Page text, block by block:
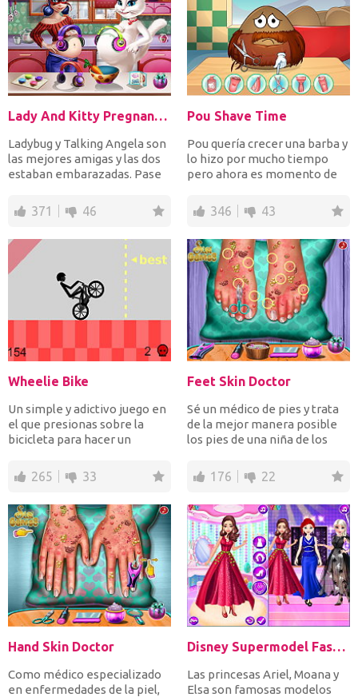
Lady And Kitty Pregnant BFFs
Ladybug y Talking Angela son
las mejores amigas y las dos
estaban embarazadas. Pase
371 46
Pou Shave Time
Pou quería crecer una barba y
lo hizo por mucho tiempo
pero ahora es momento de
346 43
Wheelie Bike
Un simple y adictivo juego en
el que presionas sobre la
bicicleta para hacer un
265 33
Feet Skin Doctor
Sé un médico de pies y trata
de la mejor manera posible
los pies de una niña de los
176 22
Hand Skin Doctor
Como médico especializado
en enfermedades de la piel,
Disney Supermodel Fashion Show 1
Las princesas Ariel, Moana y
Elsa son famosas modelos